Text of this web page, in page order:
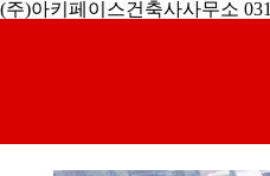
(주)아키페이스건축사사무소